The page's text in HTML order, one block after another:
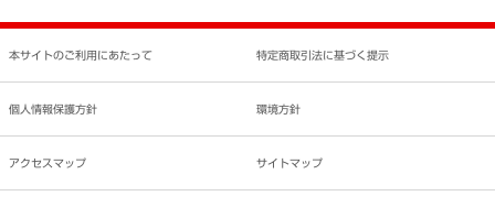
書面による個人情報の開示等の請求の手続きについて
本サイトのご利用にあたって 特定商取引法に基づく提示
個人情報保護方針 環境方針
アクセスマップ サイトマップ